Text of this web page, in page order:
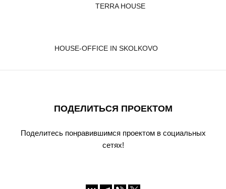
TERRA HOUSE
HOUSE-OFFICE IN SKOLKOVO
ПОДЕЛИТЬСЯ ПРОЕКТОМ
Поделитесь понравившимся проектом в социальных
сетях!